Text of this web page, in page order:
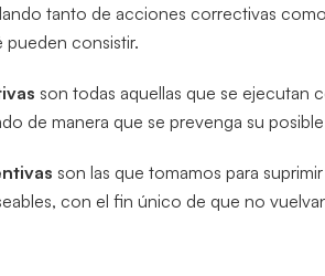
tanto de acciones correctivas
consistir.
son todas aquellas que se ejecutan
de manera que se prevenga su
son las que tomamos para
con el fin único de que no